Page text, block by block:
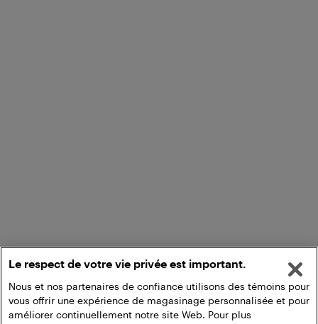
Le respect de votre vie privée est important.
Nous et nos partenaires de confiance utilisons des témoins pour
vous offrir une expérience de magasinage personnalisée et pour
améliorer continuellement notre site Web. Pour plus